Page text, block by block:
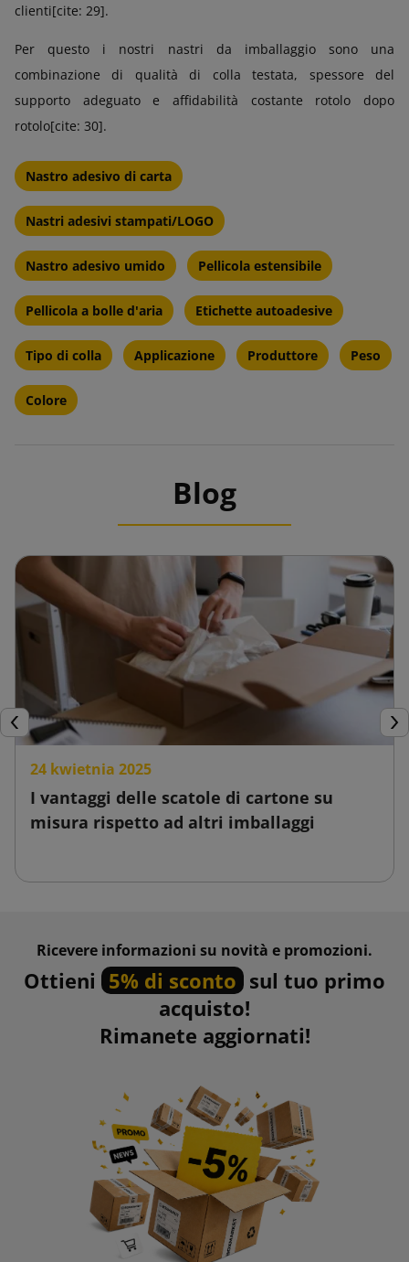
clienti[cite: 29].
Per questo i nostri nastri da imballaggio sono una
combinazione di qualità di colla testata, spessore del
supporto adeguato e affidabilità costante rotolo dopo
rotolo[cite: 30].
Nastro adesivo di carta
Nastri adesivi stampati/LOGO
Nastro adesivo umido Pellicola estensibile
Pellicola a bolle d'aria Etichette autoadesive
Tipo di colla Applicazione Produttore Peso
Colore
Blog
Precedente
24 kwietnia 2025
I vantaggi delle scatole di cartone su
misura rispetto ad altri imballaggi
Ricevere informazioni su novità e promozioni.
Ottieni 5% di sconto sul tuo primo
acquisto!
Rimanete aggiornati!